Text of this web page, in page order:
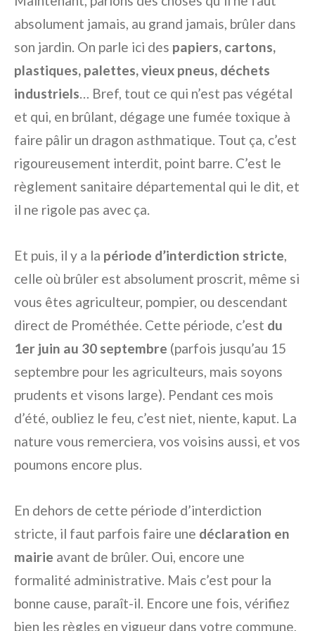
absolument jamais, au grand jamais, brûler dans
son jardin. On parle ici des papiers, cartons,
plastiques, palettes, vieux pneus, déchets
industriels… Bref, tout ce qui n’est pas végétal
et qui, en brûlant, dégage une fumée toxique à
faire pâlir un dragon asthmatique. Tout ça, c’est
rigoureusement interdit, point barre. C’est le
règlement sanitaire départemental qui le dit, et
il ne rigole pas avec ça.
Et puis, il y a la période d’interdiction stricte,
celle où brûler est absolument proscrit, même si
vous êtes agriculteur, pompier, ou descendant
direct de Prométhée. Cette période, c’est du
1er juin au 30 septembre (parfois jusqu’au 15
septembre pour les agriculteurs, mais soyons
prudents et visons large). Pendant ces mois
d’été, oubliez le feu, c’est niet, niente, kaput. La
nature vous remerciera, vos voisins aussi, et vos
poumons encore plus.
En dehors de cette période d’interdiction
stricte, il faut parfois faire une déclaration en
mairie avant de brûler. Oui, encore une
formalité administrative. Mais c’est pour la
bonne cause, paraît-il. Encore une fois, vérifiez
bien les règles en vigueur dans votre commune,